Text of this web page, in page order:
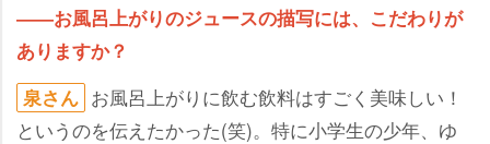
――お風呂上がりのジュースの描写には、こだわりが
ありますか？
泉さん お風呂上がりに飲む飲料はすごく美味しい！
というのを伝えたかった(笑)。特に小学生の少年、ゆ